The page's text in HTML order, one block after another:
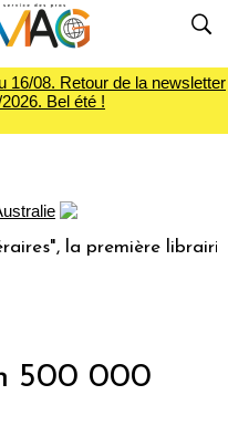
16/08. Retour de la newsletter
Bel été !
la première librairie du
500 000